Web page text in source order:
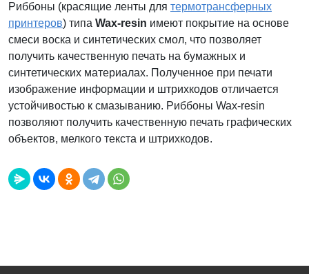
Риббоны (красящие ленты для термотрансферных
принтеров) типа Wax-resin имеют покрытие на основе
смеси воска и синтетических смол, что позволяет
получить качественную печать на бумажных и
синтетических материалах. Полученное при печати
изображение информации и штрихкодов отличается
устойчивостью к смазыванию. Риббоны Wax-resin
позволяют получить качественную печать графических
объектов, мелкого текста и штрихкодов.